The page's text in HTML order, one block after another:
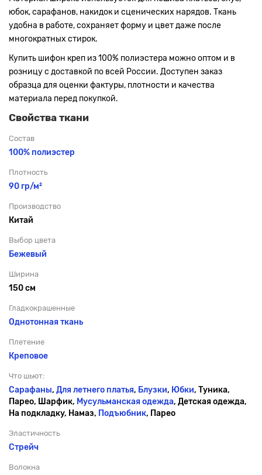
юбок, сарафанов, накидок и сценических нарядов. Ткань
удобна в работе, сохраняет форму и цвет даже после
многократных стирок.
Купить шифон креп из 100% полиэстера можно оптом и в
розницу с доставкой по всей России. Доступен заказ
образца для оценки фактуры, плотности и качества
материала перед покупкой.
Свойства ткани
Состав
100% полиэстер
Плотность
90 гр/м²
Производство
Китай
Выбор цвета
Бежевый
Ширина
150 см
Гладкокрашенные
Однотонная ткань
Плетение
Креповое
Что шьют:
Сарафаны, Для летнего платья, Блузки, Юбки, Туника,
Парео, Шарфик, Мусульманская одежда, Детская одежда,
На подкладку, Намаз, Подъюбник, Парео
Эластичность
Стрейч
Волокна